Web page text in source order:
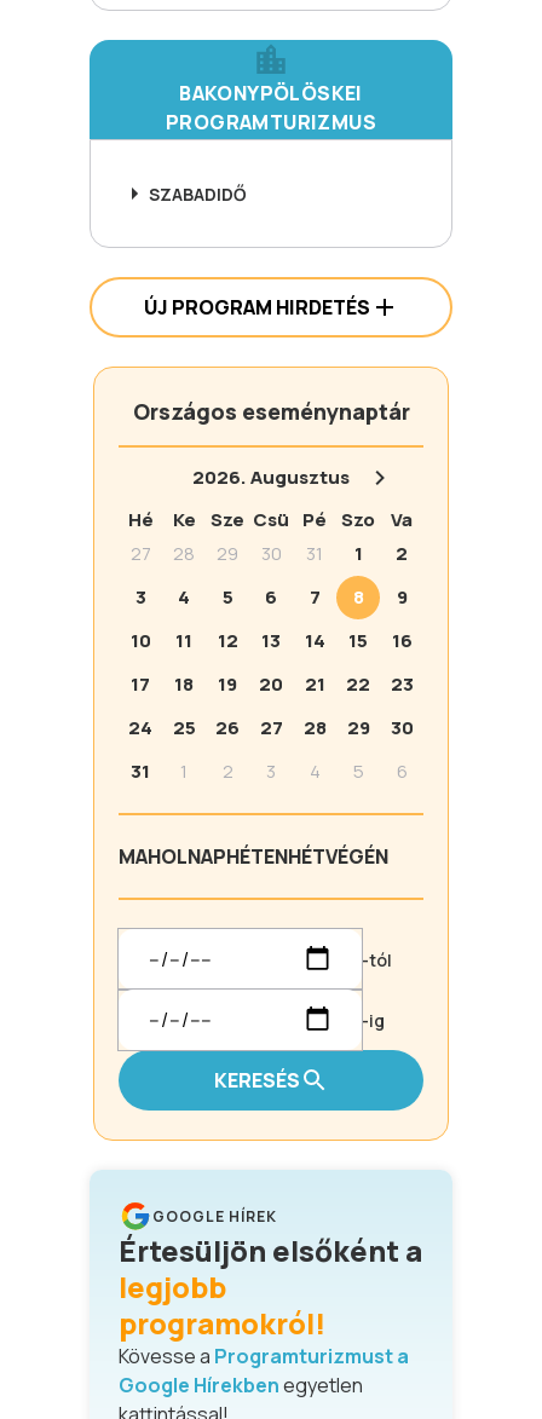
BAKONYPÖLÖSKEI
PROGRAMTURIZMUS
SZABADIDŐ
ÚJ PROGRAM HIRDETÉS
Országos eseménynaptár
2026.Augusztus
Hé
Ke Sze Csü Pé Szo
Va
27
28 29 30 31 1
2
3
4 5 6 7 8
9
10
11 12 13 14 15
16
17
18 19 20 21 22
23
24
25 26 27 28 29
30
31
1 2 3 4 5 6
MAHOLNAPHÉTENHÉTVÉGÉN
-tól
-ig
KERESÉS
GOOGLE HÍREK
Értesüljön elsőként a
legjobb
programokról!
Kövesse a Programturizmust a
Google Hírekbenegyetlen